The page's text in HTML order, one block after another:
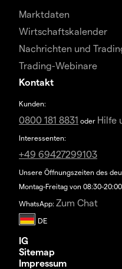
Marktdaten
Wirtschaftskalender
Nachrichten und
Trading-Webinare
Kontakt
Kunden:
0800 181 8831 oder Hilfe
Interessenten:
+49 69427299103
Unsere Öffnungszeiten des
Montag-Freitag von 08:30-
WhatsApp: Zum Chat
IG
Sitemap
Impressum